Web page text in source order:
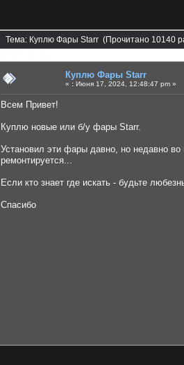
Тема: Куплю Фары Starr (Прочитано 10140
Куплю Фары Starr
« : Июня 17, 2024, 12:48:47 pm »
Всем Привет!
Куплю новые или б/у фары Starr.
Установил эти фары давно, но недавно
ремонтируется...
Если кто знает где искать - будьте
Спасибо